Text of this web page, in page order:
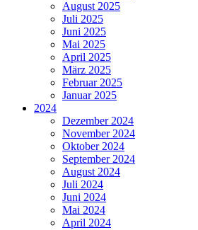
August 2025
Juli 2025
Juni 2025
Mai 2025
April 2025
März 2025
Februar 2025
Januar 2025
2024
Dezember 2024
November 2024
Oktober 2024
September 2024
August 2024
Juli 2024
Juni 2024
Mai 2024
April 2024